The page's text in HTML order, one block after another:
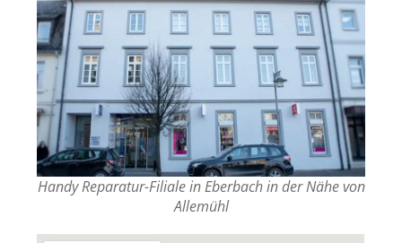
Handy Reparatur-Filiale in Eberbach in der Nähe von
Allemühl